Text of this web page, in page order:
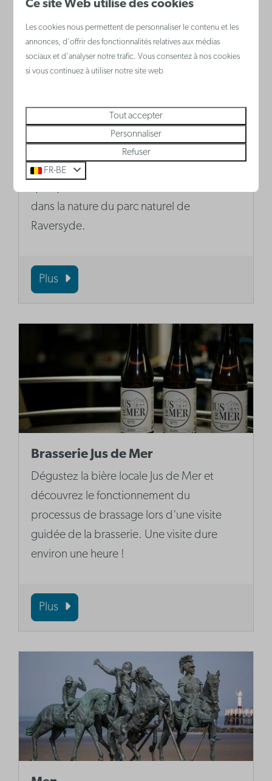
Parc naturel de Raversyde
Si vous voulez un peu de variété, vous
pouvez mettre la mer de côté pendant
dans la nature du parc naturel de
Raversyde.
Plus
Brasserie Jus de Mer
Dégustez la bière locale Jus de Mer et
découvrez le fonctionnement du
processus de brassage lors d'une visite
guidée de la brasserie. Une visite dure
environ une heure !
Plus
Ce site Web utilise des cookies
Les cookies nous permettent de personnaliser le contenu et les
annonces, d'offrir des fonctionnalités relatives aux médias
sociaux et d'analyser notre trafic. Vous consentez à nos cookies
si vous continuez à utiliser notre site web
Tout accepter
Personnaliser
Refuser
FR-BE